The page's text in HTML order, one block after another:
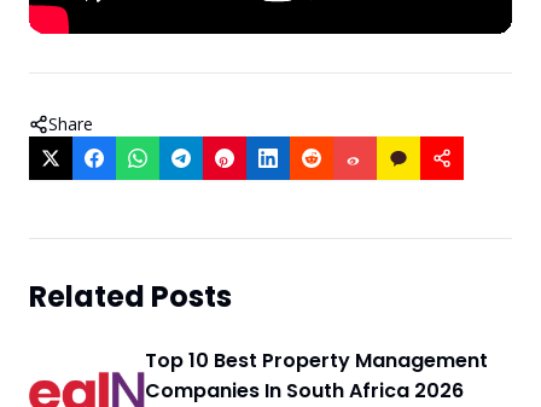
Share
Related Posts
Top 10 Best Property Management
Companies In South Africa 2026